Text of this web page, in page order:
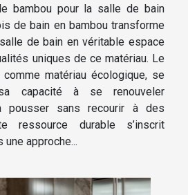
bambou pour la salle de bain
de bain en bambou transforme
salle de bain en véritable espace
uniques de ce matériau. Le
comme matériau écologique, se
capacité à se renouveler
pousser sans recourir à des
ressource durable s’inscrit
approche...